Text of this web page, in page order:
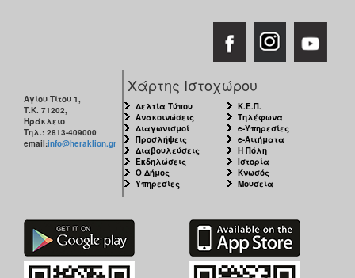
Αγίου Τίτου 1,
Τ.Κ. 71202,
Ηράκλειο
Τηλ.: 2813-409000
email:info@heraklion.gr
Χάρτης Ιστοχώρου
Δελτία Τύπου
Ανακοινώσεις
Διαγωνισμοί
Προσλήψεις
Διαβουλεύσεις
Εκδηλώσεις
Ο Δήμος
Υπηρεσίες
Κ.Ε.Π.
Τηλέφωνα
e-Υπηρεσίες
e-Αιτήματα
Η Πόλη
Ιστορία
Κνωσός
Μουσεία